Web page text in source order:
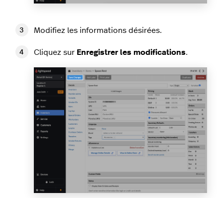
Modifiez les informations désirées.
Cliquez sur Enregistrer les modifications.